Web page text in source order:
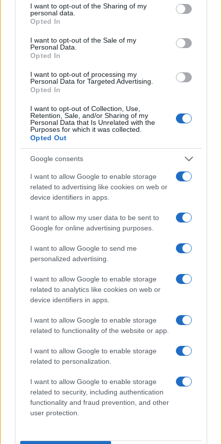
I want to opt-out of the Sharing of my
personal data.
Opted In
I want to opt-out of the Sale of my
Personal Data.
Opted In
I want to opt-out of processing my
Personal Data for Targeted Advertising.
Opted In
I want to opt-out of Collection, Use,
Retention, Sale, and/or Sharing of my
Personal Data that Is Unrelated with the
Purposes for which it was collected.
Opted Out
Google consents
I want to allow Google to enable storage
related to advertising like cookies on web or
device identifiers in apps.
I want to allow my user data to be sent to
Google for online advertising purposes.
I want to allow Google to send me
personalized advertising.
I want to allow Google to enable storage
related to analytics like cookies on web or
device identifiers in apps.
I want to allow Google to enable storage
related to functionality of the website or app.
I want to allow Google to enable storage
related to personalization.
I want to allow Google to enable storage
related to security, including authentication
functionality and fraud prevention, and other
user protection.
Paola Marchesin
26 Febbraio 2022, 9:17 9:17
Ma se stiamo toccando con mano che l’Europa e’
Rispondi
Rossella
26 Febbraio 2022, 9:13 9:13
Ma questo esimio giornalista ( credo) ha idea di cosa
Lo invito a riascoltarsi il discorso di Putin. Perché non
capisce quanto sia assurdo e provocatorio n non rispettare
gli accordi presi? Questa situazione è una bomba esplosiva
che la moderazione e la diplomazia devono disinnescare.
Altrimenti faremo tutti boom, ma senza avere il tempo di
Rispondi
Carica altri commenti